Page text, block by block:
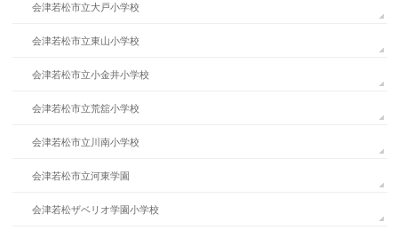
会津若松市立大戸小学校
会津若松市立東山小学校
会津若松市立小金井小学校
会津若松市立荒舘小学校
会津若松市立川南小学校
会津若松市立河東学園
会津若松ザベリオ学園小学校